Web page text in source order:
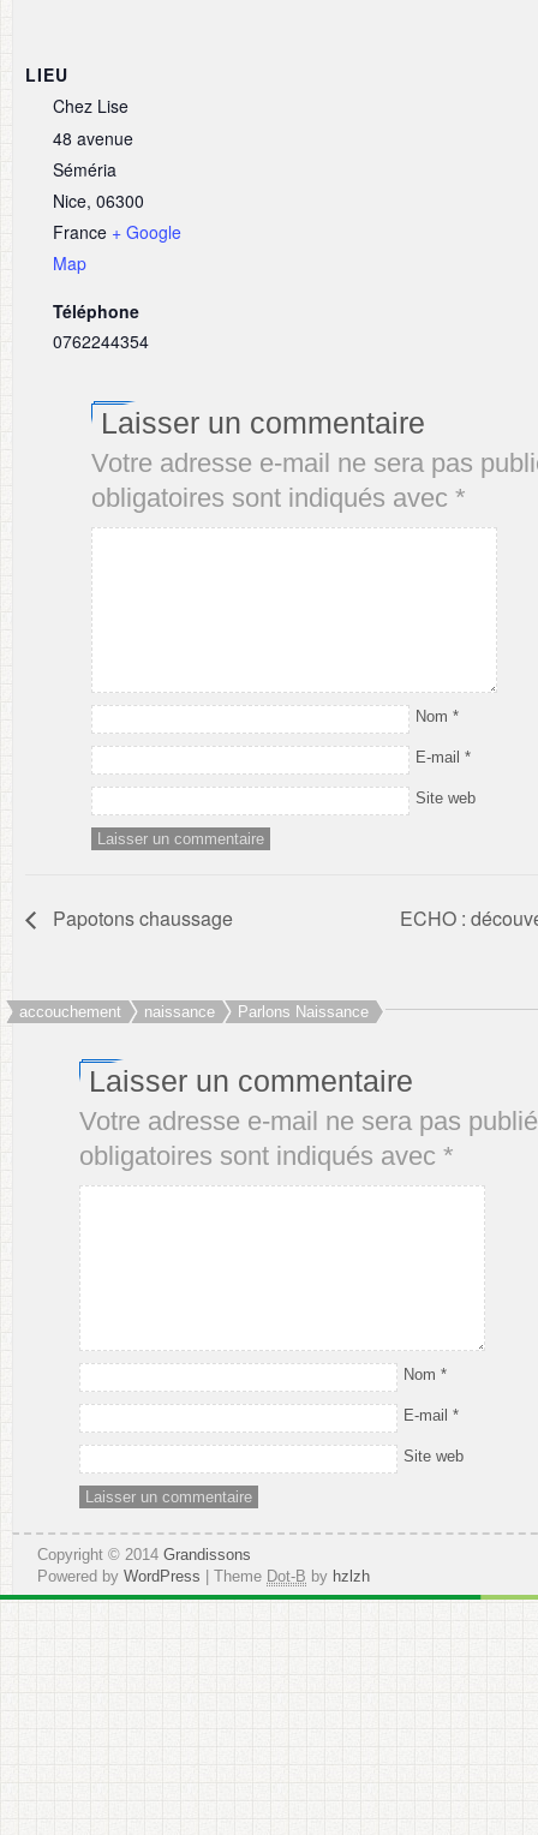
LIEU
Chez Lise
48 avenue
Séméria
Nice, 06300
France + Google
Map
Téléphone
0762244354
Laisser un commentaire
Votre adresse e-mail ne sera pas
obligatoires sont indiqués avec *
Nom *
E-mail *
Site web
Papotons chaussage ECHO :
accouchement naissance Parlons Naissance
Laisser un commentaire
Votre adresse e-mail ne sera pas
obligatoires sont indiqués avec *
Nom *
E-mail *
Site web
Copyright © 2014 Grandissons
Powered by WordPress | Theme Dot-B by hzlzh